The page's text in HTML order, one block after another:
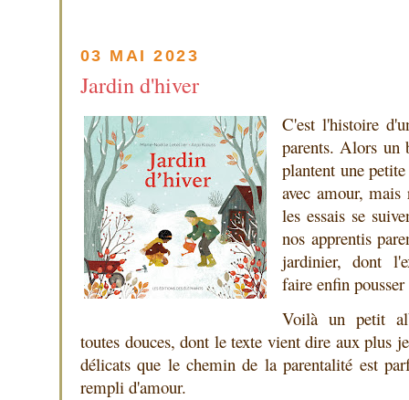
03 MAI 2023
Jardin d'hiver
C'est l'histoire
parents. Alors un
plantent une
avec amour, mais
les essais se
nos apprentis
jardinier, dont
faire enfin
Voilà un petit
toutes douces, dont le texte vient dire aux plus
délicats que le chemin de la parentalité est
rempli d'amour.